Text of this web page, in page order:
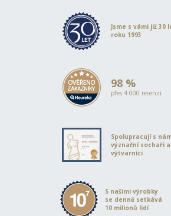
Jsme s vámi již 30
roku 1993
98 %
přes 4 000 recenzí
Spolupracují s
význační sochaři a
výtvarníci
S našimi výrobky
se denně setkává
10 milionů lidí